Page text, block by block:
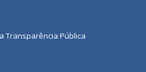
Transparência Pública